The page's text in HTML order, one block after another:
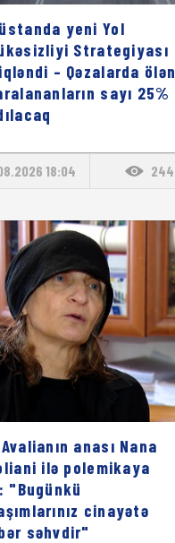
yeni Yol
Strategiyası
– Qəzalarda ölən
sayı 25%
18:04 244
anası Nana
ilə polemikaya
"Bugünkü
cinayətə
səhvdir"